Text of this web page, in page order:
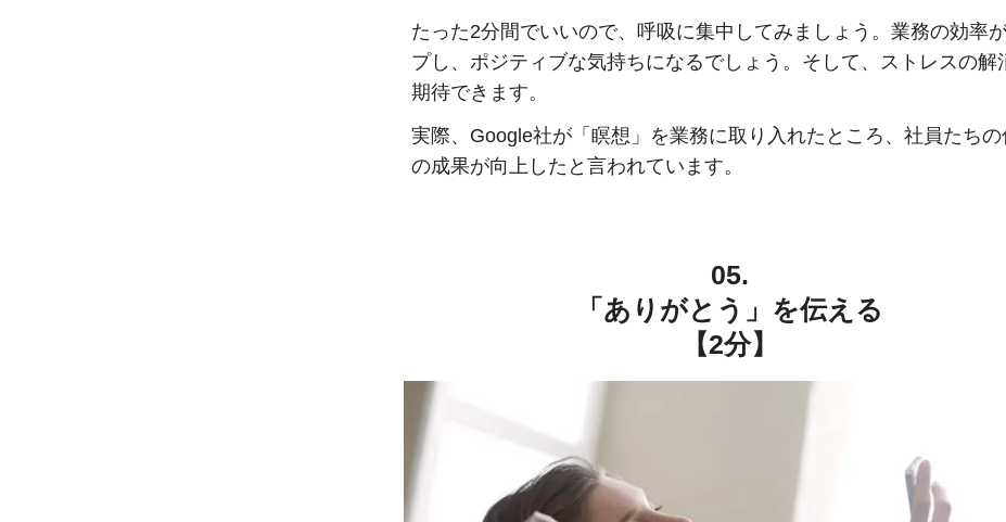
たった2分間でいいので、呼吸に集中してみましょう。業務の効率
プし、ポジティブな気持ちになるでしょう。そして、ストレスの解
期待できます。
実際、Google社が「瞑想」を業務に取り入れたところ、社員たちの
の成果が向上したと言われています。
05.
「ありがとう」を伝える
【2分】